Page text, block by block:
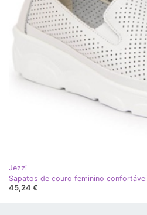
Jezzi
Sapatos de couro feminino
45,24 €